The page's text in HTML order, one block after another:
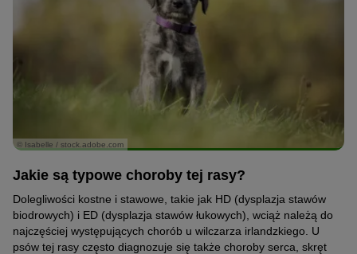
© Isabelle / stock.adobe.com
Jakie są typowe choroby tej rasy?
Dolegliwości kostne i stawowe, takie jak HD (dysplazja stawów
biodrowych) i ED (dysplazja stawów łukowych), wciąż należą do
najczęściej występujących chorób u wilczarza irlandzkiego. U
psów tej rasy często diagnozuje się także choroby serca, skręt